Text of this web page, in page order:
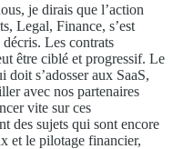
je dirais que l’action
Legal, Finance, s’est
Les contrats
être ciblé et progressif. Le
s’adosser aux SaaS,
avec nos partenaires
vite sur ces
des sujets qui sont encore
et le pilotage financier,